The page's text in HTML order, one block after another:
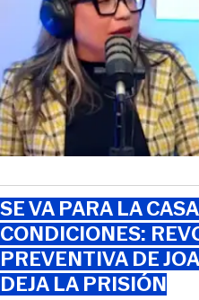
SE VA PARA LA
CONDICIONES:
PREVENTIVA DE
DEJA LA PRISIÓN